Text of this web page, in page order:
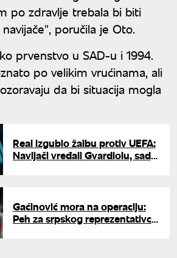
po zdravlje trebala bi biti
poručila je Oto.
prvenstvo u SAD-u i 1994.
po velikim vrućinama, ali
da bi situacija mogla
Real izgubio žalbu protiv UEFA:
Navijači vređali Gvardiolu, sada
Gaćinović mora na operaciju:
Peh za srpskog reprezentativca